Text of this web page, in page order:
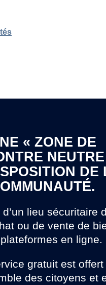
« ZONE DE
DE
lieu sécuritaire
ou de vente de
en ligne.
gratuit est offert
des citoyens et